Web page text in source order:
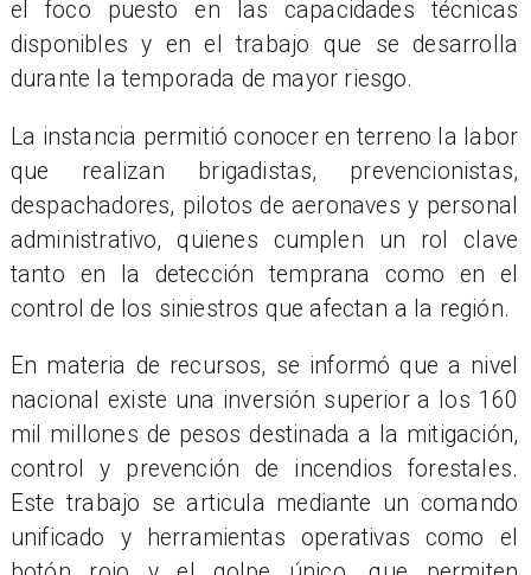
el foco puesto en las capacidades técnicas
disponibles y en el trabajo que se desarrolla
durante la temporada de mayor riesgo.
La instancia permitió conocer en terreno la labor
que realizan brigadistas, prevencionistas,
despachadores, pilotos de aeronaves y personal
administrativo, quienes cumplen un rol clave
tanto en la detección temprana como en el
control de los siniestros que afectan a la región.
En materia de recursos, se informó que a nivel
nacional existe una inversión superior a los 160
mil millones de pesos destinada a la mitigación,
control y prevención de incendios forestales.
Este trabajo se articula mediante un comando
unificado y herramientas operativas como el